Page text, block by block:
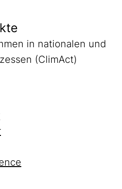
in nationalen und
(ClimAct)